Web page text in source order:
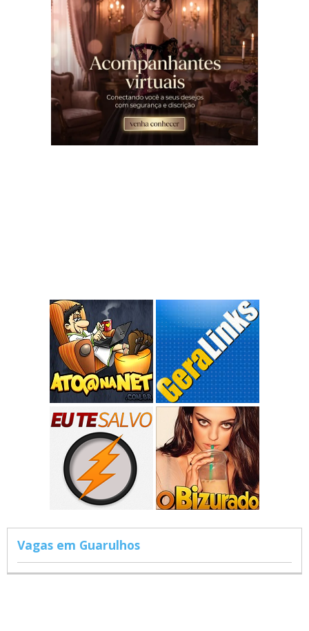
Vagas em Guarulhos